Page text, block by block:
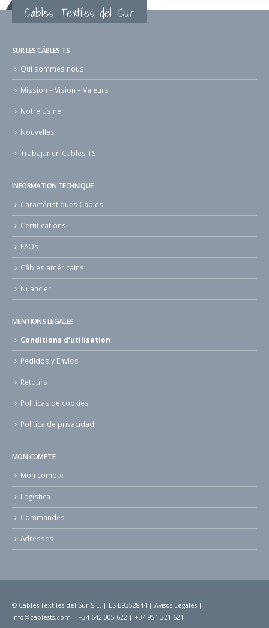
Cables Textiles del Sur
SUR LES CÂBLES TS
Qui sommes nous
Mission – Vision – Valeurs
Notre Usine
Nouvelles
Trabajar en Cables TS
INFORMATION TECHNIQUE
Caractéristiques Câbles
Certifications
FAQs
Câbles américains
Nuancier
MENTIONS LÉGALES
Conditions d’utilisation
Pedidos y Envíos
Retours
Políticas de cookies
Política de privacidad
MON COMPTE
Mon compte
Logística
Commandes
Adresses
© Cables Textiles del Sur S.L. | ES B9352844 | Avisos Legales |
info@cablests.com | +34 642 005 622 | +34 951 321 621